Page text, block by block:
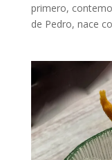
primero,
de Pedro, nace